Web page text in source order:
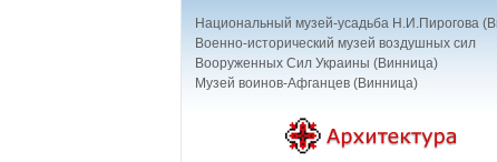
Национальный музей-усадьба Н.И.Пирогова
Военно-исторический музей воздушных сил
Вооруженных Сил Украины (Винница)
Музей воинов-Афганцев (Винница)